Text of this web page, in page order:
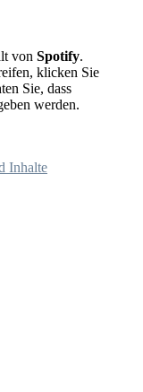
von Spotify.
klicken Sie
Sie, dass
werden.
Inhalte